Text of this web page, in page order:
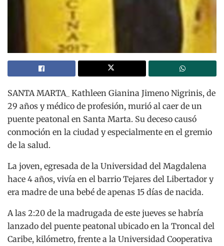
SANTA MARTA_ Kathleen Gianina Jimeno Nigrinis, de
29 años y médico de profesión, murió al caer de un
puente peatonal en Santa Marta. Su deceso causó
conmoción en la ciudad y especialmente en el gremio
de la salud.
La joven, egresada de la Universidad del Magdalena
hace 4 años, vivía en el barrio Tejares del Libertador y
era madre de una bebé de apenas 15 días de nacida.
A las 2:20 de la madrugada de este jueves se habría
lanzado del puente peatonal ubicado en la Troncal del
Caribe, kilómetro, frente a la Universidad Cooperativa